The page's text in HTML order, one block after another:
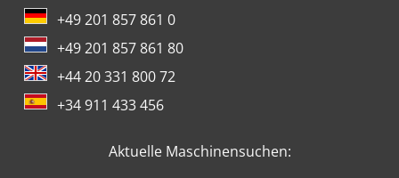
+49 201 857 861 0
+49 201 857 861 80
+44 20 331 800 72
+34 911 433 456
Aktuelle Maschinensuchen: